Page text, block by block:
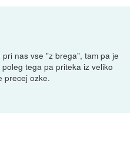
nas vse "z brega", tam pa je
tega pa priteka iz veliko
precej ozke.